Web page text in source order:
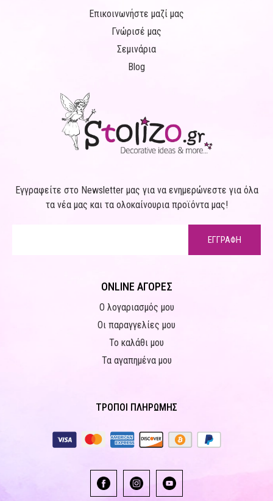
Επικοινωνήστε μαζί μας
Γνώρισέ μας
Σεμινάρια
Blog
Εγγραφείτε στο Newsletter μας για να ενημερώνεστε για όλα
τα νέα μας και τα ολοκαίνουρια προϊόντα μας!
ΕΓΓΡΑΦΗ
ONLINE ΑΓΟΡΕΣ
Ο λογαριασμός μου
Οι παραγγελίες μου
Το καλάθι μου
Τα αγαπημένα μου
ΤΡΟΠΟΙ ΠΛΗΡΩΜΗΣ